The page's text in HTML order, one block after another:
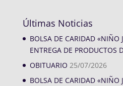
Últimas Noticias
BOLSA DE CARIDAD «NIÑO
ENTREGA DE PRODUCTOS
OBITUARIO 25/07/2026
BOLSA DE CARIDAD «NIÑO